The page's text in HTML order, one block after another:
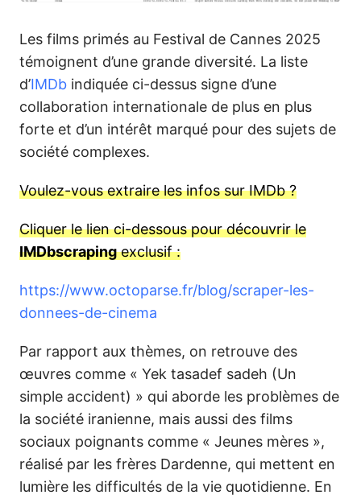
Les films primés au Festival de Cannes 2025
témoignent d’une grande diversité. La liste
d’IMDb indiquée ci-dessus signe d’une
collaboration internationale de plus en plus
forte et d’un intérêt marqué pour des sujets de
société complexes.
Voulez-vous extraire les infos sur IMDb ?
Cliquer le lien ci-dessous pour découvrir le
IMDbscrapingexclusif :
https://www.octoparse.fr/blog/scraper-les-
donnees-de-cinema
Par rapport aux thèmes, on retrouve des
œuvres comme « Yek tasadef sadeh (Un
simple accident) » qui aborde les problèmes de
la société iranienne, mais aussi des films
sociaux poignants comme « Jeunes mères »,
réalisé par les frères Dardenne, qui mettent en
lumière les difficultés de la vie quotidienne. En